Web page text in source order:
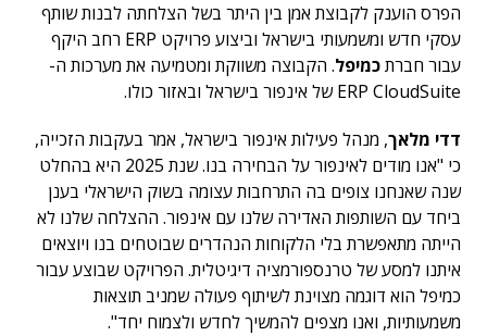
הפרס הוענק לקבוצת אמן בין היתר בשל הצלחתה לבנות שותף
עסקי חדש ומשמעותי בישראל וביצוע פרויקט ERP רחב היקף
עבור חברתכמיפל. הקבוצה משווקת ומטמיעה את מערכות ה-
ERP CloudSuite של אינפור בישראל ובאזור כולו.
דדי מלאך, מנהל פעילות אינפור בישראל, אמר בעקבות הזכייה,
כי "אנו מודים לאינפור על הבחירה בנו. שנת 2025 היא בהחלט
שנה שאנחנו צופים בה התרחבות עצומה בשוק הישראלי בענן
ביחד עם השותפות האדירה שלנו עם אינפור. ההצלחה שלנו לא
הייתה מתאפשרת בלי הלקוחות הנהדרים שבוטחים בנו ויוצאים
איתנו למסע של טרנספורמציה דיגיטלית. הפרויקט שבוצע עבור
כמיפל הוא דוגמה מצוינת לשיתוף פעולה שמניב תוצאות
משמעותיות, ואנו מצפים להמשיך לחדש ולצמוח יחד".